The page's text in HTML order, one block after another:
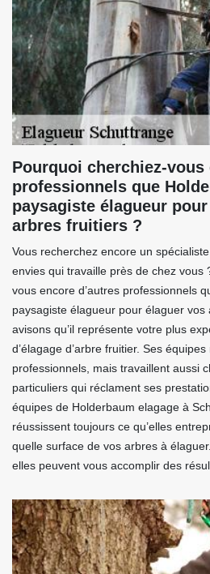
Pourquoi cherchiez-vous
professionnels que
paysagiste élagueur
arbres fruitiers ?
Vous recherchez encore un
envies qui travaille près de chez vous
vous encore d’autres professionnels
paysagiste élagueur pour élaguer
avisons qu’il représente votre plus
d’élagage d’arbre fruitier. Ses
professionnels, mais travaillent aussi
particuliers qui réclament ses
équipes de Holderbaum elagage à
réussissent toujours ce qu’elles
quelle surface de vos arbres à
elles peuvent vous accomplir des